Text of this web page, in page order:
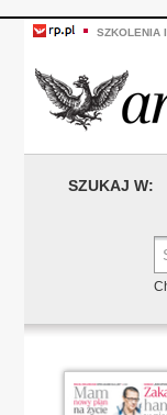
SZKOLENIA
SZUKAJ W: